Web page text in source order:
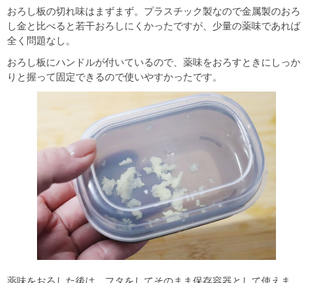
おろし板の切れ味はまずまず。プラスチック製なので金属製のおろ
し金と比べると若干おろしにくかったですが、少量の薬味であれば
全く問題なし。
おろし板にハンドルが付いているので、薬味をおろすときにしっか
りと握って固定できるので使いやすかったです。